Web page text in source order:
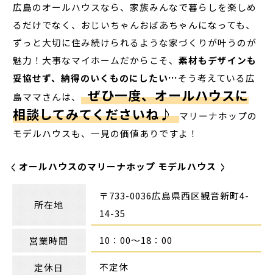
広島のオールハウスなら、家族みんなで暮らしを楽しめ
るだけでなく、おじいちゃんおばあちゃんになっても、
ずっと大切に住み続けられるような家づくりが叶うのが
魅力！大事なマイホームだからこそ、素材もデザインも
妥協せず、納得のいくものにしたい…そう考えている広
島ママさんは、 ぜひ一度、オールハウスに
相談してみてくださいね♪ マリーナホップの
モデルハウスも、一見の価値ありですよ！
オールハウスのマリーナホップ モデルハウス
所在地
〒733-0036広島県西区観音新町4-
14-35
営業時間 10：00～18：00
定休日 不定休